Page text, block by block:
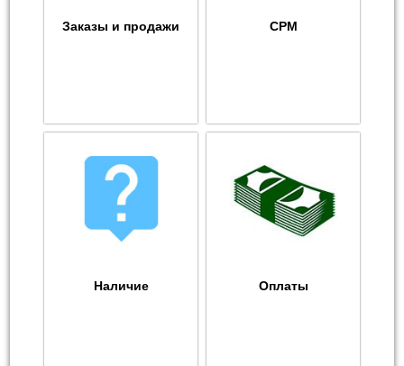
Заказы и продажи СРМ
Наличие Оплаты